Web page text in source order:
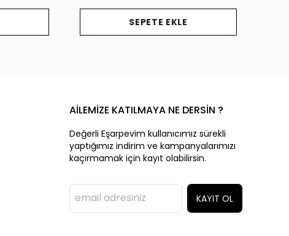
SEPETE EKLE
AİLEMİZE KATILMAYA NE DERSİN ?
Değerli Eşarpevim kullanıcımız sürekli
yaptığımız indirim ve kampanyalarımızı
kaçırmamak için kayıt olabilirsin.
KAYIT OL